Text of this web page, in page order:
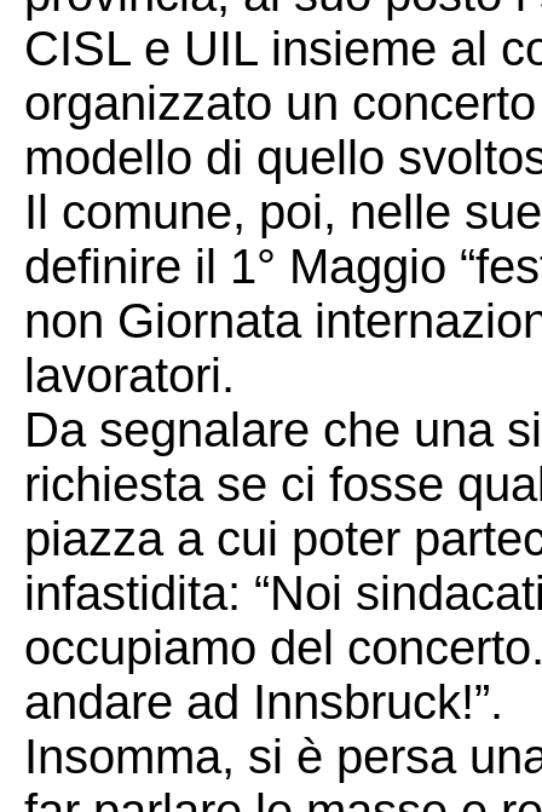
CISL e UIL insieme al
organizzato un
modello di quello
Il comune, poi, nelle
definire il 1° Maggio
non Giornata
lavoratori.
Da segnalare che una
richiesta se ci fosse
piazza a cui poter
infastidita: “Noi
occupiamo del
andare ad Innsbruck!”.
Insomma, si è persa